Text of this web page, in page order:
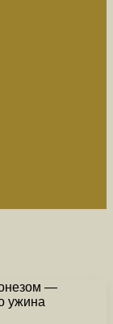
—
ужина